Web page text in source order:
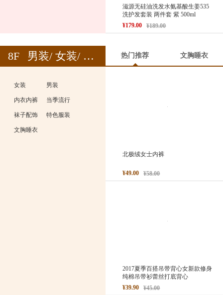
滋源无硅油洗发水氨基酸生姜535
洗护发套装 两件套 紫 500ml
¥179.00
¥189.00
8F 男装/ 女装/ 内衣
女装 男装
内衣内裤 当季流行
袜子配饰 特色服装
文胸睡衣
热门推荐 文胸睡衣
北极绒女士内裤
¥49.00 ¥58.00
2017夏季百搭吊带背心女新款修身
纯棉吊带衫蕾丝打底背心
¥39.90
¥45.00